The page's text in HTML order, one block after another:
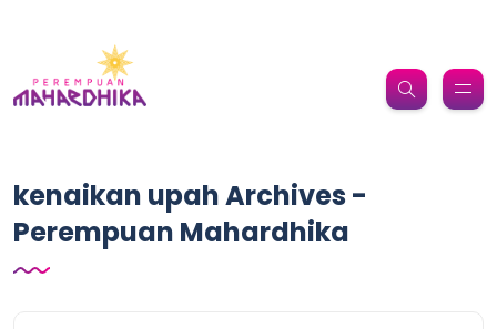
kenaikan upah Archives -
Perempuan Mahardhika